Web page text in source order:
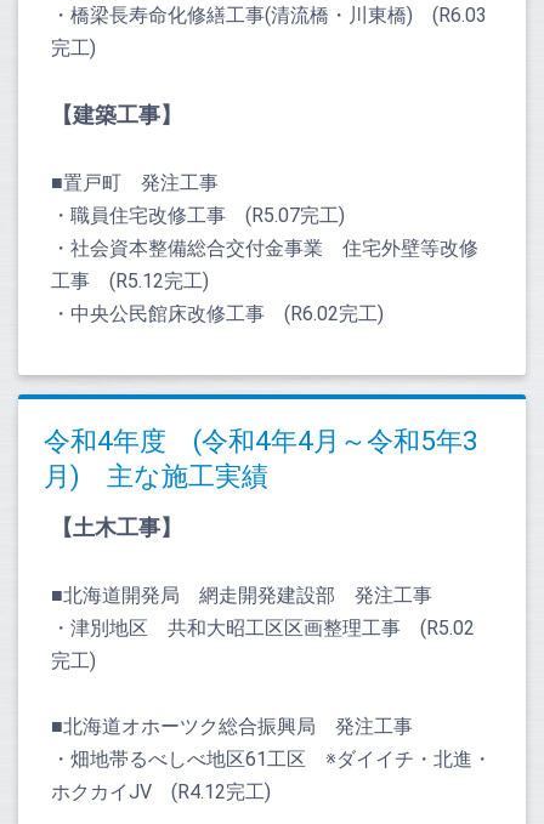
・橋梁長寿命化修繕工事(清流橋・川東橋) (R6.03
完工)
【建築工事】
■置戸町 発注工事
・職員住宅改修工事 (R5.07完工)
・社会資本整備総合交付金事業 住宅外壁等改修
工事 (R5.12完工)
・中央公民館床改修工事 (R6.02完工)
令和4年度 (令和4年4月～令和5年3
月) 主な施工実績
【土木工事】
■北海道開発局 網走開発建設部 発注工事
・津別地区 共和大昭工区区画整理工事 (R5.02
完工)
■北海道オホーツク総合振興局 発注工事
・畑地帯るべしべ地区61工区 ※ダイイチ・北進・
ホクカイJV (R4.12完工)